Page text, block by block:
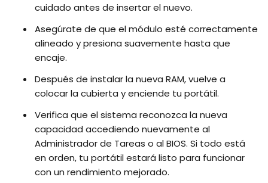
cuidado antes de insertar el nuevo.
Asegúrate de que el módulo esté correctamente
alineado y presiona suavemente hasta que
encaje.
Después de instalar la nueva RAM, vuelve a
colocar la cubierta y enciende tu portátil.
Verifica que el sistema reconozca la nueva
capacidad accediendo nuevamente al
Administrador de Tareas o al BIOS. Si todo está
en orden, tu portátil estará listo para funcionar
con un rendimiento mejorado.